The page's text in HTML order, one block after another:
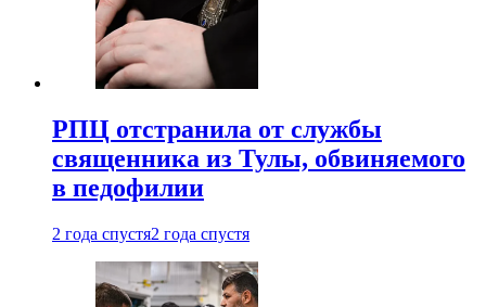
РПЦ отстранила от службы
священника из Тулы, обвиняемого
в педофилии
2 года спустя2 года спустя